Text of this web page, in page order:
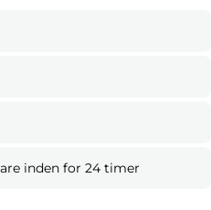
inden for 24 timer